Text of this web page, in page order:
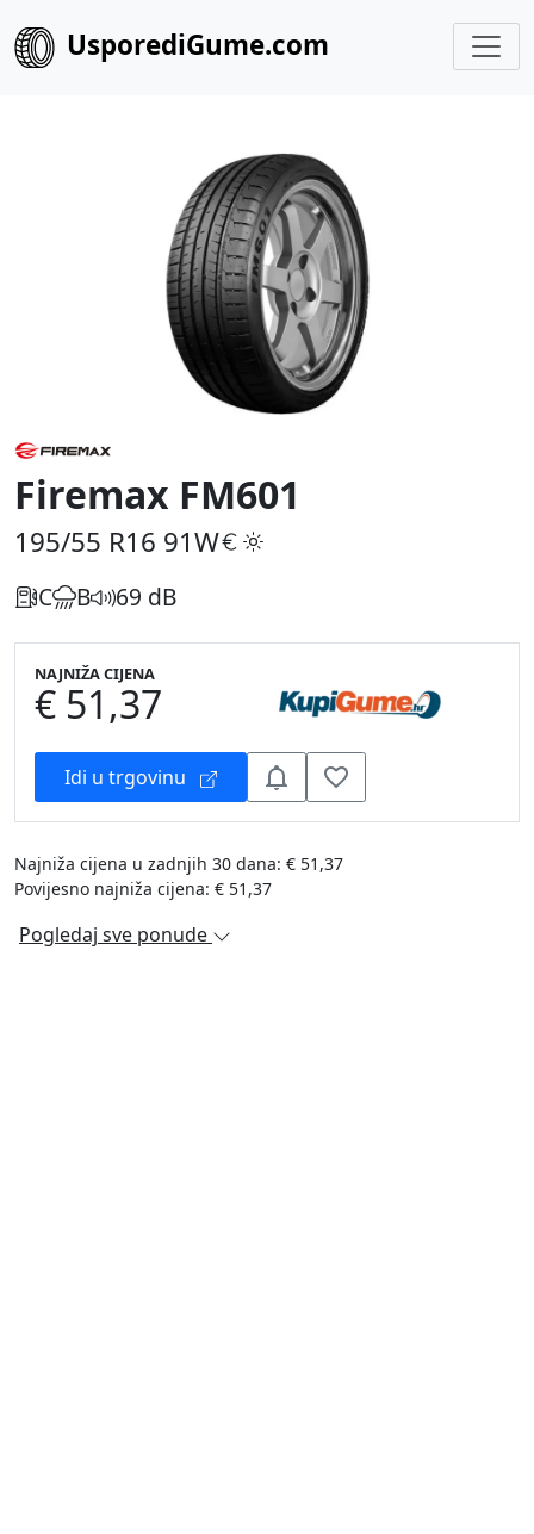
UsporediGume.com
Firemax FM601
195/55 R16 91W
C B 69 dB
NAJNIŽA CIJENA
€ 51,37
Idi u trgovinu
Najniža cijena u zadnjih 30 dana: € 51,37
Povijesno najniža cijena: € 51,37
Pogledaj sve ponude